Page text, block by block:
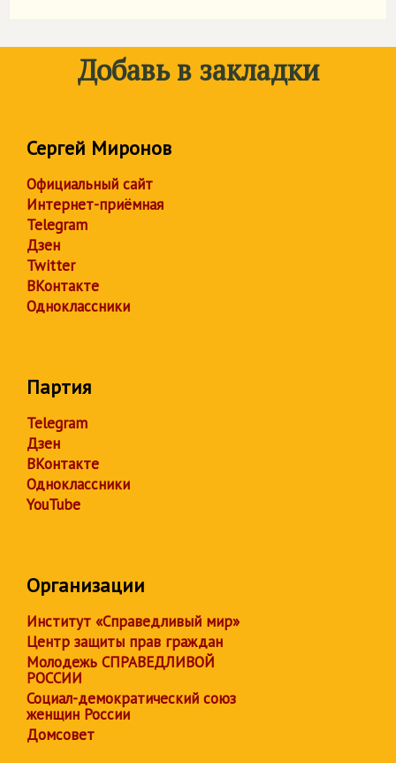
Добавь в закладки
Сергей Миронов
Официальный сайт
Интернет-приёмная
Telegram
Дзен
Twitter
ВКонтакте
Одноклассники
Партия
Telegram
Дзен
ВКонтакте
Одноклассники
YouTube
Организации
Институт «Справедливый мир»
Центр защиты прав граждан
Молодежь СПРАВЕДЛИВОЙ
РОССИИ
Социал-демократический союз
женщин России
Домсовет